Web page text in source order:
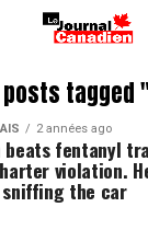
posts tagged
2 années ago
beats fentanyl
violation.
sniffing the car